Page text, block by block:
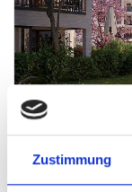
Zustimmung